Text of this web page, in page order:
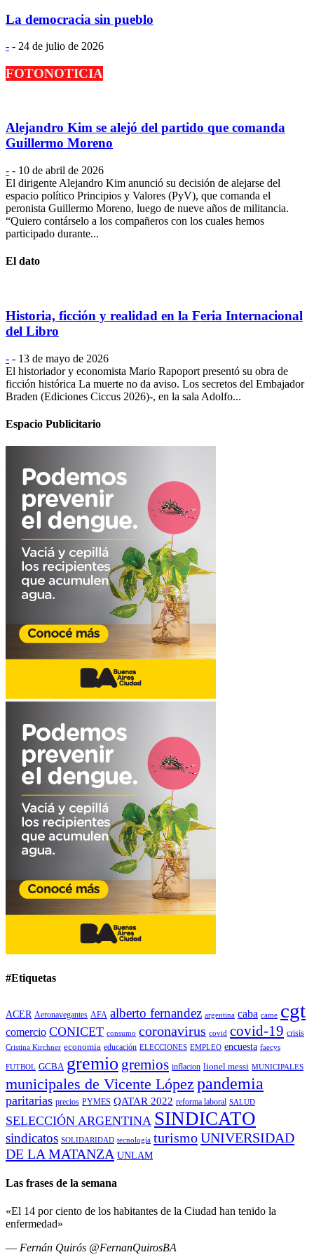
La democracia sin pueblo
- - 24 de julio de 2026
FOTONOTICIA
Alejandro Kim se alejó del partido que comanda
Guillermo Moreno
- - 10 de abril de 2026
El dirigente Alejandro Kim anunció su decisión de alejarse del
espacio político Principios y Valores (PyV), que comanda el
peronista Guillermo Moreno, luego de nueve años de militancia.
“Quiero contárselo a los compañeros con los cuales hemos
participado durante...
El dato
Historia, ficción y realidad en la Feria Internacional
del Libro
- - 13 de mayo de 2026
El historiador y economista Mario Rapoport presentó su obra de
ficción histórica La muerte no da aviso. Los secretos del Embajador
Braden (Ediciones Ciccus 2026)-, en la sala Adolfo...
Espacio Publicitario
#Etiquetas
ACER Aeronavegantes AFA alberto fernandez argentina caba came cgt
comercio CONICET consumo coronavirus covid covid-19 crisis
Cristina Kirchner economia educación ELECCIONES EMPLEO encuesta faecys
FUTBOL GCBA gremio gremios inflacion lionel messi MUNICIPALES
municipales de Vicente López pandemia
paritarias precios PYMES QATAR 2022 reforma laboral SALUD
SELECCIÓN ARGENTINA SINDICATO
sindicatos SOLIDARIDAD tecnología turismoUNIVERSIDAD
DE LA MATANZA UNLAM
Las frases de la semana
«El 14 por ciento de los habitantes de la Ciudad han tenido la
enfermedad»
— Fernán Quirós @FernanQuirosBA